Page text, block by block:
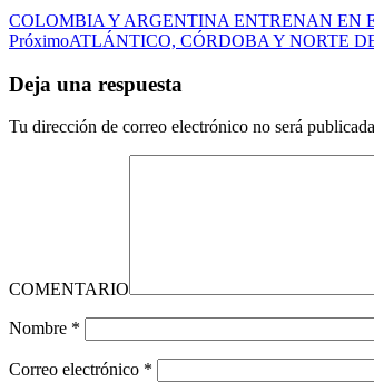
COLOMBIA Y ARGENTINA ENTRENAN EN
PróximoATLÁNTICO, CÓRDOBA Y NORTE
Deja una respuesta
Tu dirección de correo electrónico no será
COMENTARIO
Nombre *
Correo electrónico *